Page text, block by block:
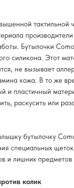
тактильной
Бутылочки
силикона. Этот
не вызывает
кожа. В то же
и пластичный
раскусить или
бутылочку
специальных
и лишних
колик